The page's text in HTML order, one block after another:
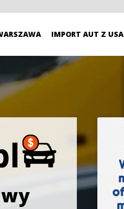
IMPORT AUT Z USA